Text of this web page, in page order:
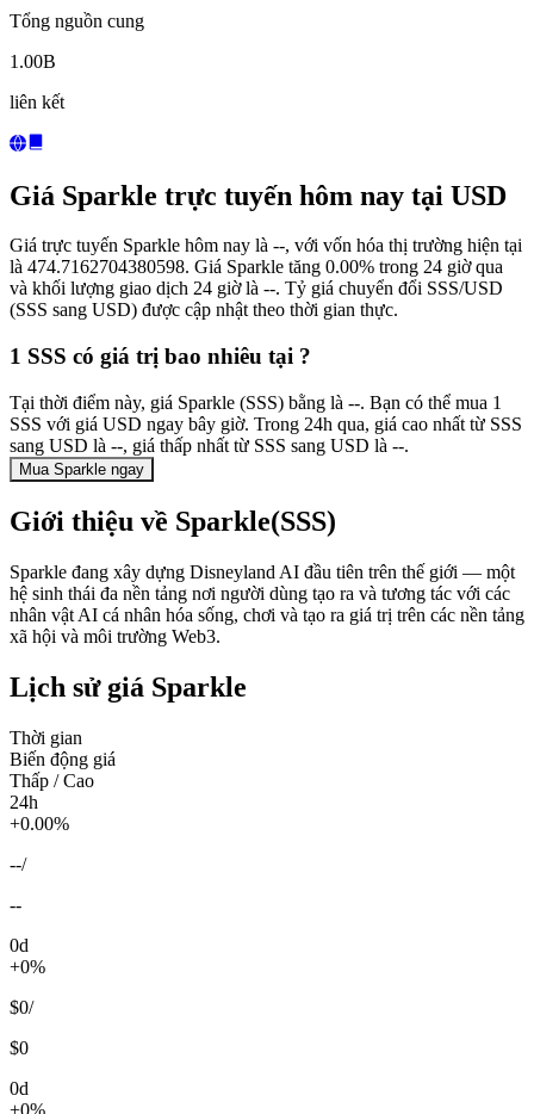
Tổng nguồn cung
1.00B
liên kết
Giá Sparkle trực tuyến hôm nay tại USD
Giá trực tuyến Sparkle hôm nay là --, với vốn hóa thị trường hiện tại
là 474.7162704380598. Giá Sparkle tăng 0.00% trong 24 giờ qua
và khối lượng giao dịch 24 giờ là --. Tỷ giá chuyển đổi SSS/USD
(SSS sang USD) được cập nhật theo thời gian thực.
1 SSS có giá trị bao nhiêu tại ?
Tại thời điểm này, giá Sparkle (SSS) bằng là --. Bạn có thể mua 1
SSS với giá USD ngay bây giờ. Trong 24h qua, giá cao nhất từ SSS
sang USD là --, giá thấp nhất từ SSS sang USD là --.
Mua Sparkle ngay
Giới thiệu về Sparkle(SSS)
Sparkle đang xây dựng Disneyland AI đầu tiên trên thế giới — một
hệ sinh thái đa nền tảng nơi người dùng tạo ra và tương tác với các
nhân vật AI cá nhân hóa sống, chơi và tạo ra giá trị trên các nền tảng
xã hội và môi trường Web3.
Lịch sử giá Sparkle
Thời gian
Biến động giá
Thấp / Cao
24h
+0.00%
--/
--
0d
+0%
$0/
$0
0d
+0%